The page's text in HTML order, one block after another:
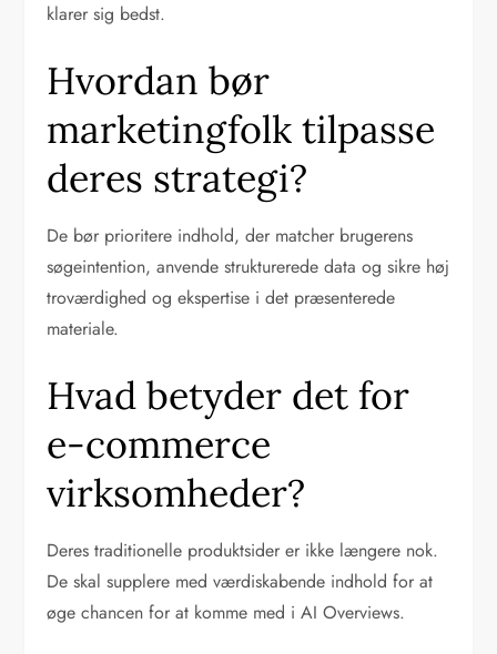
klarer sig bedst.
Hvordan bør
marketingfolk tilpasse
deres strategi?
De bør prioritere indhold, der matcher brugerens
søgeintention, anvende strukturerede data og sikre høj
troværdighed og ekspertise i det præsenterede
materiale.
Hvad betyder det for
e-commerce
virksomheder?
Deres traditionelle produktsider er ikke længere nok.
De skal supplere med værdiskabende indhold for at
øge chancen for at komme med i AI Overviews.